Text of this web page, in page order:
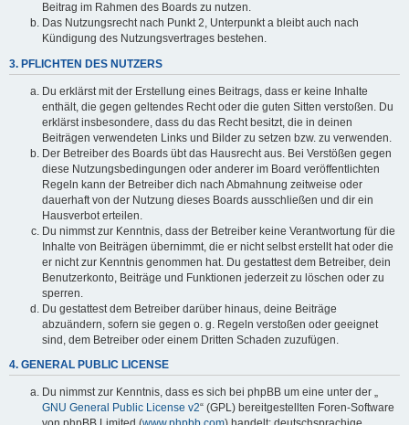
Beitrag im Rahmen des Boards zu nutzen.
Das Nutzungsrecht nach Punkt 2, Unterpunkt a bleibt auch nach
Kündigung des Nutzungsvertrages bestehen.
3. PFLICHTEN DES NUTZERS
Du erklärst mit der Erstellung eines Beitrags, dass er keine Inhalte
enthält, die gegen geltendes Recht oder die guten Sitten verstoßen. Du
erklärst insbesondere, dass du das Recht besitzt, die in deinen
Beiträgen verwendeten Links und Bilder zu setzen bzw. zu verwenden.
Der Betreiber des Boards übt das Hausrecht aus. Bei Verstößen gegen
diese Nutzungsbedingungen oder anderer im Board veröffentlichten
Regeln kann der Betreiber dich nach Abmahnung zeitweise oder
dauerhaft von der Nutzung dieses Boards ausschließen und dir ein
Hausverbot erteilen.
Du nimmst zur Kenntnis, dass der Betreiber keine Verantwortung für die
Inhalte von Beiträgen übernimmt, die er nicht selbst erstellt hat oder die
er nicht zur Kenntnis genommen hat. Du gestattest dem Betreiber, dein
Benutzerkonto, Beiträge und Funktionen jederzeit zu löschen oder zu
sperren.
Du gestattest dem Betreiber darüber hinaus, deine Beiträge
abzuändern, sofern sie gegen o. g. Regeln verstoßen oder geeignet
sind, dem Betreiber oder einem Dritten Schaden zuzufügen.
4. GENERAL PUBLIC LICENSE
Du nimmst zur Kenntnis, dass es sich bei phpBB um eine unter der „
GNU General Public License v2“ (GPL) bereitgestellten Foren-Software